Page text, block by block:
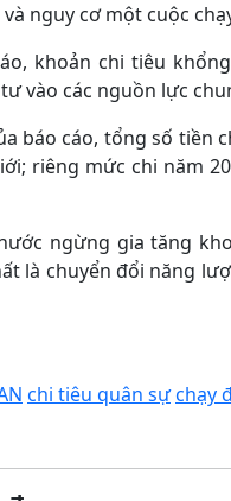
nguy cơ một cuộc
khoản chi tiêu
vào các nguồn lực
báo cáo, tổng số tiền
riêng mức chi năm
ngừng gia tăng
là chuyển đổi năng
chi tiêu quân sựchạy